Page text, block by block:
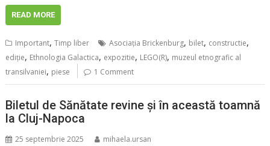
READ MORE
Important,Timp liber Asociația Brickenburg, bilet, constructie,
ediţie, Ethnologia Galactica, expozitie, LEGO(R), muzeul etnografic al
transilvaniei, piese 1 Comment
Biletul de Sănătate revine și în această toamnă
la Cluj-Napoca
25 septembrie 2025 mihaela.ursan